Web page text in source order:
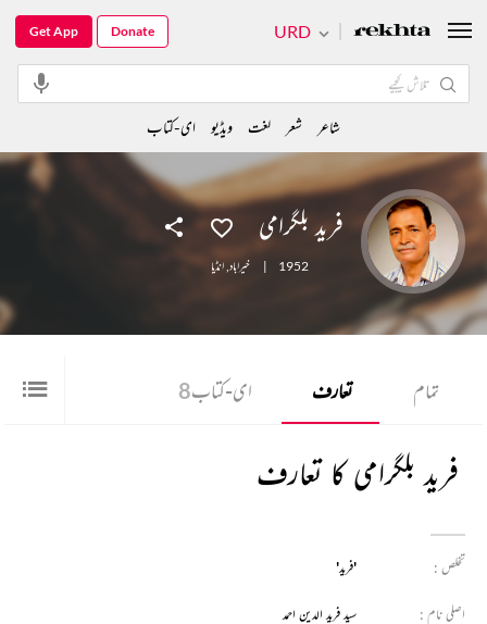
فرید بلگرامی
1952
| خیراباد,انڈیا
تمام تعارف ای-کتاب8
فرید بلگرامی کا تعارف
تخلص : 'فرید'
اصلی نام : سید فرید الدین احمد
URD
Get App Donate
شاعر شعر لغت ویڈیو ای-کتاب